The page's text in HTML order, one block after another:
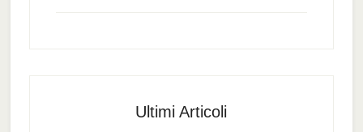
Ultimi Articoli